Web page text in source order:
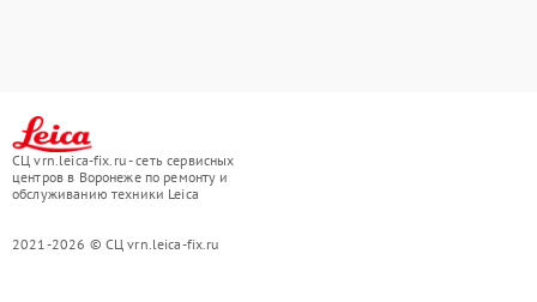
СЦ vrn.leica-fix.ru - сеть сервисных
центров в Воронеже по ремонту и
обслуживанию техники Leica
2021-2026 © СЦ vrn.leica-fix.ru